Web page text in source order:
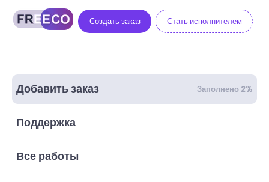
Создать заказ Стать исполнителем
Добавить заказ Заполнено 2%
Поддержка
Все работы